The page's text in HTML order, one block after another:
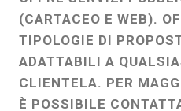
(CARTACEO E WEB).
TIPOLOGIE DI
ADATTABILI A
CLIENTELA. PER
È POSSIBILE